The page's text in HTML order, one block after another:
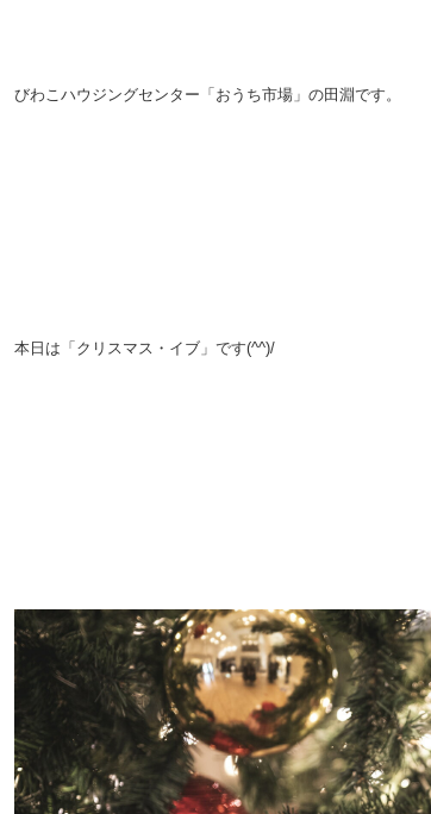
びわこハウジングセンター「おうち市場」の田淵です。
本日は「クリスマス・イブ」です(^^)/